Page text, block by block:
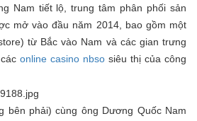
Nam tiết lộ, trung tâm phân phối sản
mở vào đầu năm 2014, bao gồm một
từ Bắc vào Nam và các gian trưng
online casino nbso siêu thị của công
bên phải) cùng ông Dương Quốc Nam